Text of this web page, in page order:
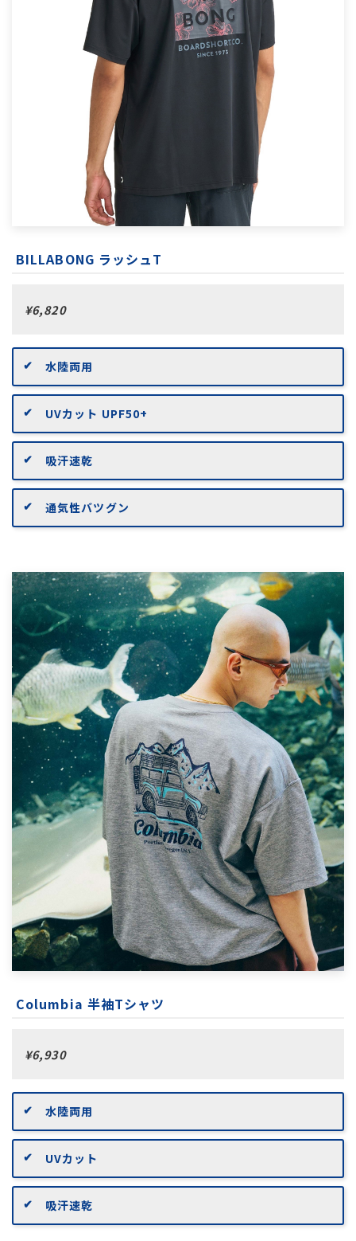
BILLABONG ラッシュT
¥6,820
水陸両用
UVカット UPF50+
吸汗速乾
通気性バツグン
Columbia 半袖Tシャツ
¥6,930
水陸両用
UVカット
吸汗速乾